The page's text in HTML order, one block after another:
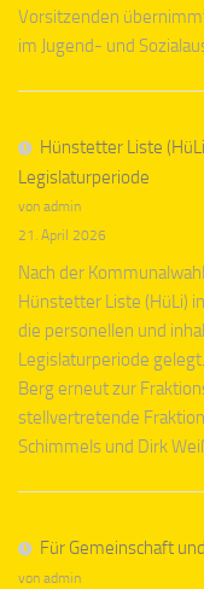
Vorsitzenden
im Jugend- und
Hünstetter Liste
Legislaturperiode
von admin
21. April 2026
Nach der
Hünstetter Liste (HüLi)
die personellen und
Legislaturperiode
Berg erneut zur
stellvertretende
Schimmels und Dirk
Für Gemeinschaft
von admin